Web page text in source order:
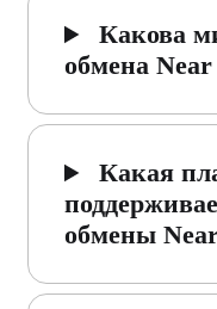
Какова
обмена Near
Какая
обмены